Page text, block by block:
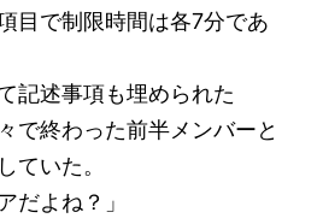
目で制限時間は各7分であ
記述事項も埋められた
で終わった前半メンバーと
ていた。
だよね？」